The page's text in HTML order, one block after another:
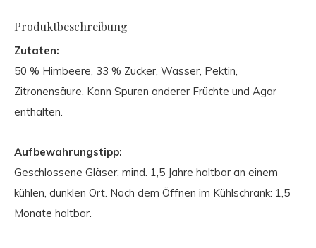
Produktbeschreibung
Zutaten:
50 % Himbeere, 33 % Zucker, Wasser, Pektin,
Zitronensäure. Kann Spuren anderer Früchte und Agar
enthalten.
Aufbewahrungstipp:
Geschlossene Gläser: mind. 1,5 Jahre haltbar an einem
kühlen, dunklen Ort. Nach dem Öffnen im Kühlschrank: 1,5
Monate haltbar.